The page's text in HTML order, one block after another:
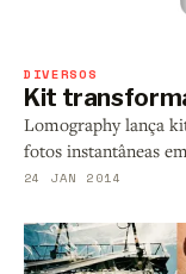
DIVERSOS
Kit
Lomography lança
fotos instantâneas
24 JAN 2014